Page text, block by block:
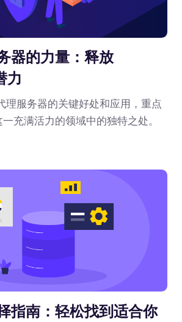
器的力量：释放
力
理服务器的关键好处和应用，重点
一充满活力的领域中的独特之处。
指南：轻松找到适合你